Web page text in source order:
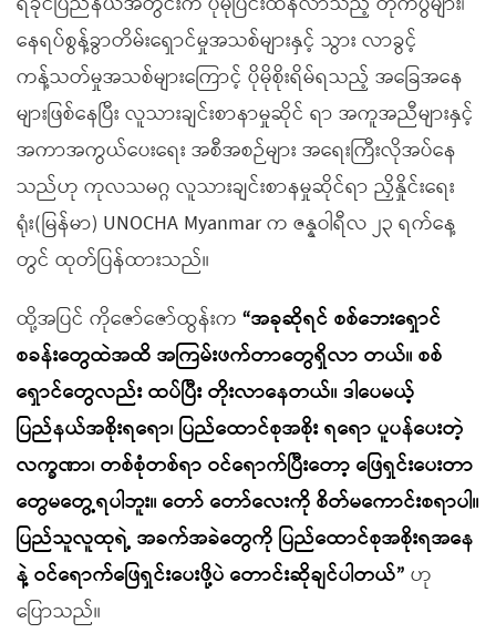
နေရပ်စွန့်ခွာတိမ်းရှောင်မှုအသစ်များနှင့် သွား လာခွင့်
ကန့်သတ်မှုအသစ်များကြောင့် ပိုမိုစိုးရိမ်ရသည့် အခြေအနေ
များဖြစ်နေပြီး လူသားချင်းစာနာမှုဆိုင် ရာ အကူအညီများနှင့်
အကာအကွယ်ပေးရေး အစီအစဉ်များ အရေးကြီးလိုအပ်နေ
သည်ဟု ကုလသမဂ္ဂ လူသားချင်းစာနမှုဆိုင်ရာ ညှိနှိုင်းရေး
ရုံး(မြန်မာ) UNOCHA Myanmar က ဇန္နဝါရီလ ၂၃ ရက်နေ့
တွင် ထုတ်ပြန်ထားသည်။
ထို့အပြင် ကိုဇော်ဇော်ထွန်းက “အခုဆိုရင် စစ်ဘေးရှောင်
စခန်းတွေထဲအထိ အကြမ်းဖက်တာတွေရှိလာ တယ်။ စစ်
ရှောင်တွေလည်း ထပ်ပြီး တိုးလာနေတယ်။ ဒါပေမယ့်
ပြည်နယ်အစိုးရရော၊ ပြည်ထောင်စုအစိုး ရရော ပူပန်ပေးတဲ့
လက္ခဏာ၊ တစ်စုံတစ်ရာ ဝင်ရောက်ပြီးတော့ ဖြေရှင်းပေးတာ
တွေမတွေ့ရပါဘူး။ တော် တော်လေးကို စိတ်မကောင်းစရာပါ။
ပြည်သူလူထုရဲ့ အခက်အခဲတွေကို ပြည်ထောင်စုအစိုးရအနေ
နဲ့ ဝင်ရောက်ဖြေရှင်းပေးဖို့ပဲ တောင်းဆိုချင်ပါတယ်” ဟု
ပြောသည်။